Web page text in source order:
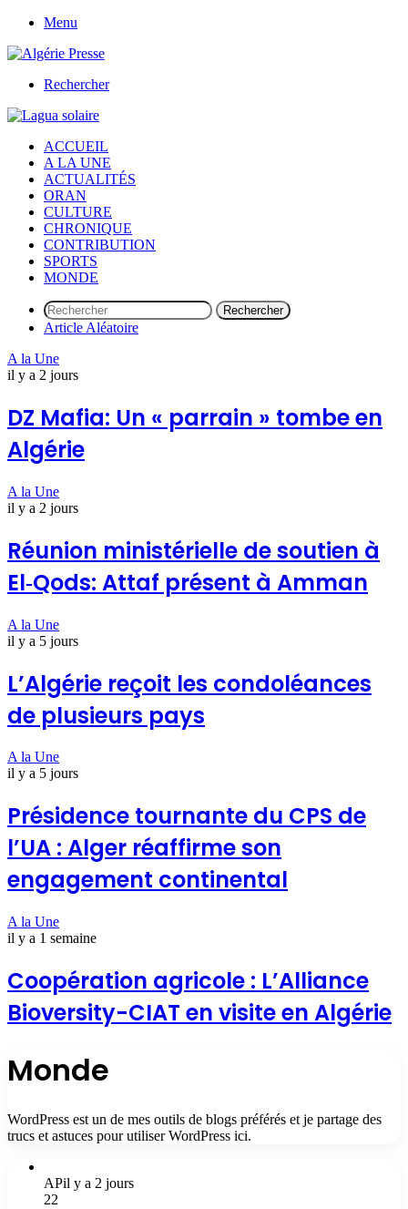
Menu
Rechercher
ACCUEIL
A LA UNE
ACTUALITÉS
ORAN
CULTURE
CHRONIQUE
CONTRIBUTION
SPORTS
MONDE
Rechercher
Article Aléatoire
A la Une
il y a 2 jours
DZ Mafia: Un « parrain » tombe en
Algérie
A la Une
il y a 2 jours
Réunion ministérielle de soutien à
El‑Qods: Attaf présent à Amman
A la Une
il y a 5 jours
L’Algérie reçoit les condoléances
de plusieurs pays
A la Une
il y a 5 jours
Présidence tournante du CPS de
l’UA : Alger réaffirme son
engagement continental
A la Une
il y a 1 semaine
Coopération agricole : L’Alliance
Bioversity-CIAT en visite en Algérie
Monde
WordPress est un de mes outils de blogs préférés et je partage des
trucs et astuces pour utiliser WordPress ici.
APil y a 2 jours
22